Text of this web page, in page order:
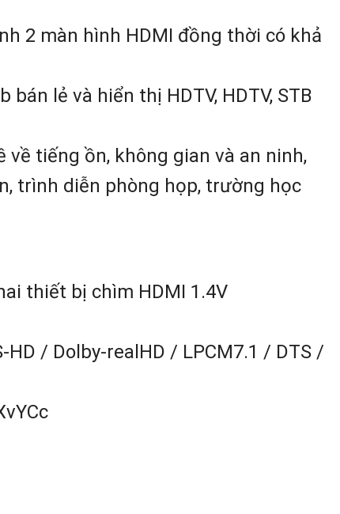
2 màn hình HDMI đồng thời có khả
lẻ và hiển thị HDTV, HDTV, STB
về tiếng ồn, không gian và an ninh,
trình diễn phòng họp, trường học
thiết bị chìm HDMI 1.4V
/ Dolby-realHD / LPCM7.1 / DTS /